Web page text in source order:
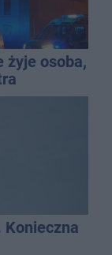
żyje osoba,
Konieczna